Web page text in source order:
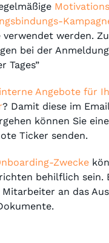
verwendet werden.
bei der
Tages”
interne Angebote für
? Damit diese im
können Sie
Ticker senden.
Zwecke
behilflich sein.
Mitarbeiter an das